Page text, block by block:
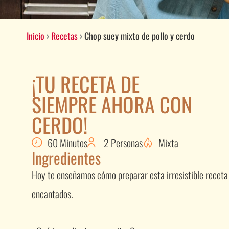
Inicio ›Recetas›Chop suey mixto de pollo y cerdo
¡TU RECETA DE
SIEMPRE AHORA CON
CERDO!
60 Minutos 2 Personas Mixta
Ingredientes
Hoy te enseñamos cómo preparar esta irresistible
encantados.